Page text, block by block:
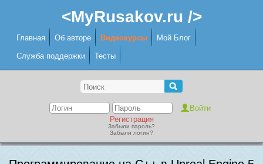
<MyRusakov.ru />
Главная Об авторе Видеокурсы Мой Блог
Служба поддержки Тесты
Регистрация
Забыли пароль?
Забыли логин?